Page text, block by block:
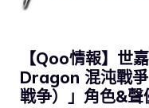
【Qoo情報】世
Dragon 混沌戰
戦争）」角色&聲